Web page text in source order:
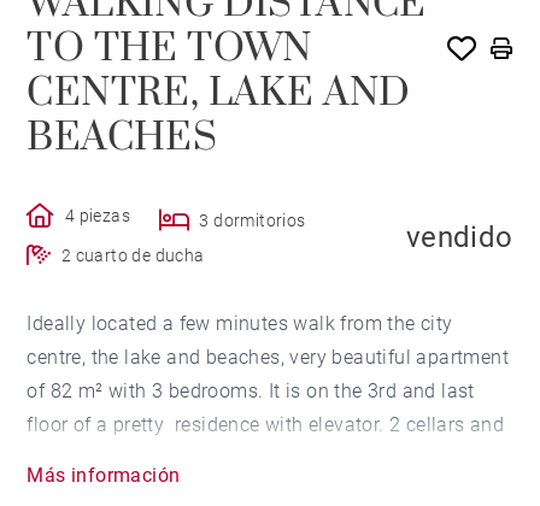
TO THE TOWN
CENTRE, LAKE AND
BEACHES
4 piezas
3 dormitorios
2 cuarto de ducha
vendido
Ideally located a few minutes walk from the city
centre, the lake and beaches, very beautiful apartment
of 82 m² with 3 bedrooms. It is on the 3rd and last
floor of a pretty residence with elevator. 2 cellars and
Más información